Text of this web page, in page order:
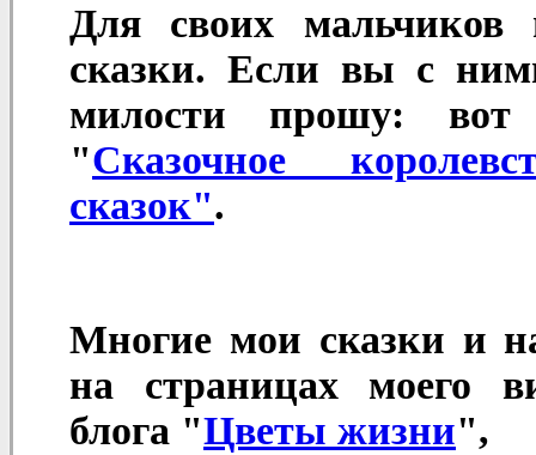
Для своих
сказки. Если вы с
милости прошу:
"Сказочное
сказок".
Многие мои сказки и
на страницах моего
блога "Цветы жизни",